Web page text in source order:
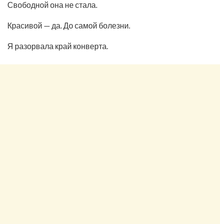
Свободной она не стала.
Красивой — да. До самой болезни.
Я разорвала край конверта.